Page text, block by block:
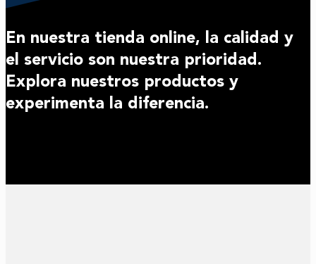
En nuestra tienda online, la calidad y
el servicio son nuestra prioridad.
Explora nuestros productos y
experimenta la diferencia.